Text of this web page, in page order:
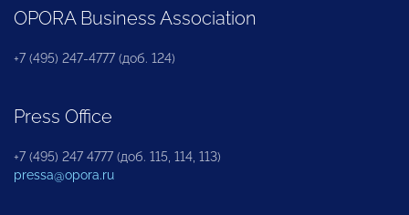
OPORA Business Association
+7 (495) 247-4777 (доб. 124)
Press Office
+7 (495) 247 4777 (доб. 115, 114, 113)
pressa@opora.ru